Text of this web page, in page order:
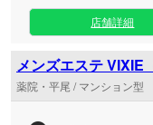
店舗詳細
メンズエステ VIXIE
薬院・平尾 / マンション型